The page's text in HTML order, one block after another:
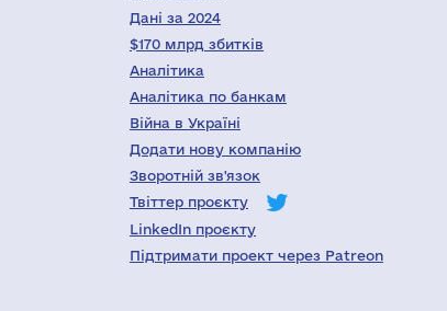
Дані за 2024
$170 млрд збитків
Аналітика
Аналітика по банкам
Війна в Україні
Додати нову компанію
Зворотній зв'язок
Твіттер проєкту
LinkedIn проєкту
Підтримати проект через Patreon